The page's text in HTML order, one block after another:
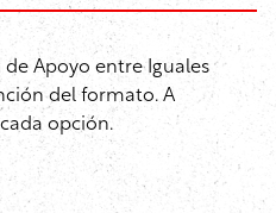
Apoyo entre Iguales
del formato. A
opción.